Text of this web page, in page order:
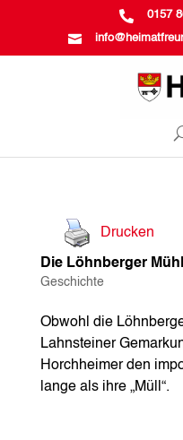
 0157

Drucken
Die Löhnberger
Geschichte
Obwohl die
Lahnsteiner
Horchheimer den
lange als ihre „Müll“.